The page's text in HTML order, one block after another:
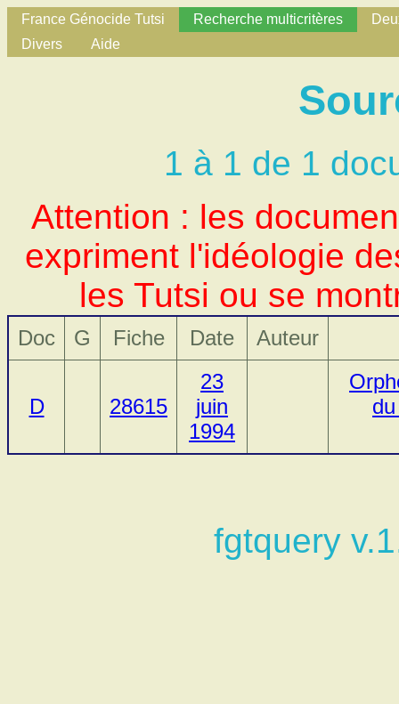
France Génocide Tutsi Recherche multicritères
Divers
Aide
1 à 1 de 1
Attention : les
expriment l'idéologie
les Tutsi ou se
Doc G Fiche Date Auteur
D 28615
23
juin
1994
fgtquery